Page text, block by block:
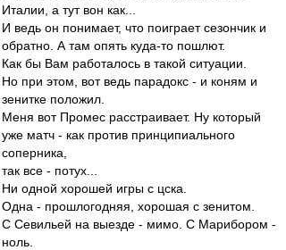
Италии, а тут вон как...
И ведь он понимает, что поиграет сезончик и
обратно. А там опять куда-то пошлют.
Как бы Вам работалось в такой ситуации.
Но при этом, вот ведь парадокс - и коням и
зенитке положил.
Меня вот Промес расстраивает. Ну который
уже матч - как против принципиального
соперника,
так все - потух...
Ни одной хорошей игры с цска.
Одна - прошлогодняя, хорошая с зенитом.
С Севильей на выезде - мимо. С Марибором -
ноль.